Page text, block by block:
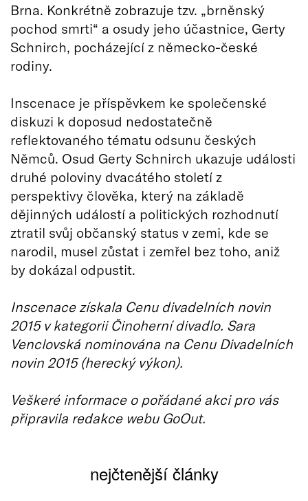
Brna. Konkrétně zobrazuje tzv. „brněnský
pochod smrti“ a osudy jeho účastnice, Gerty
Schnirch, pocházející z německo-české
rodiny.
Inscenace je příspěvkem ke společenské
diskuzi k doposud nedostatečně
reflektovaného tématu odsunu českých
Němců. Osud Gerty Schnirch ukazuje události
druhé poloviny dvacátého století z
perspektivy člověka, který na základě
dějinných událostí a politických rozhodnutí
ztratil svůj občanský status v zemi, kde se
narodil, musel zůstat i zemřel bez toho, aniž
by dokázal odpustit.
Inscenace získala Cenu divadelních novin
2015 v kategorii Činoherní divadlo. Sara
Venclovská nominována na Cenu Divadelních
novin 2015 (herecký výkon).
Veškeré informace o pořádané akci pro vás
připravila redakce webu GoOut.
nejčtenější články